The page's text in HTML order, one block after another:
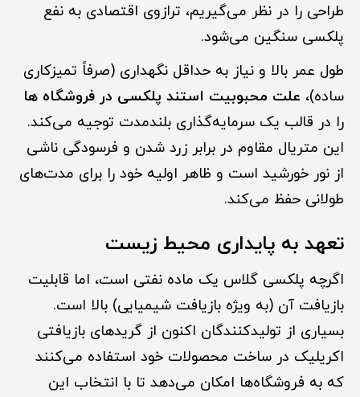
طراحی را در نظر می‌گیریم، ترازوی اقتصادی به نفع
پلکسی سنگین می‌شود.
طول عمر بالا و نیاز به حداقل نگهداری (صرفاً تمیزکاری
ساده)، علت محبوبیت استند پلکسی در فروشگاه ها
را در قالب یک سرمایه‌گذاری بلندمدت توجیه می‌کند.
این متریال مقاوم در برابر زرد شدن و فرسودگی ناشی
از نور خورشید است و ظاهر اولیه خود را برای مدت‌های
طولانی حفظ می‌کند.
تعهد به پایداری محیط زیست
اگرچه پلکسی گلاس یک ماده نفتی است، اما قابلیت
بازیافت آن (به ویژه بازیافت شیمیایی) بالا است.
بسیاری از تولیدکنندگان اکنون از گریدهای بازیافتی
اکریلیک در ساخت محصولات خود استفاده می‌کنند
که به فروشگاه‌ها امکان می‌دهد تا با انتخاب این